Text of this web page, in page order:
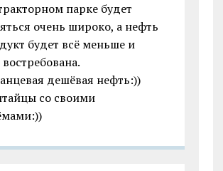
парке будет
очень широко, а нефть
будет всё меньше и
дешёвая нефть:))
со своими